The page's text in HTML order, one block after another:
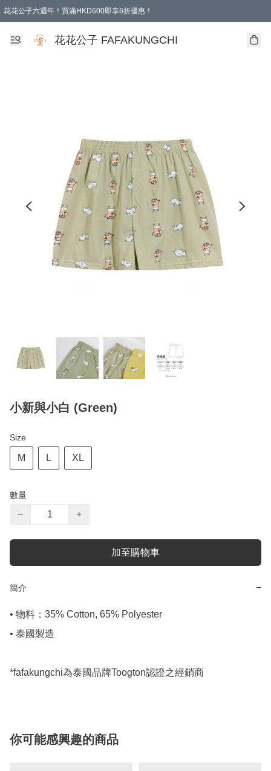
花花公子六週年！買滿HKD600即享6折優惠！
購物滿 HKD 600.00即享免運費優惠！（適用於 本地取貨 )
花花公子 FAFAKUNGCHI
小新與小白 (Green)
Size
M L XL
數量
− +
加至購物車
簡介 −
• 物料：35% Cotton, 65% Polyester
• 泰國製造
*fafakungchi為泰國品牌Toogton認證之經銷商
你可能感興趣的商品